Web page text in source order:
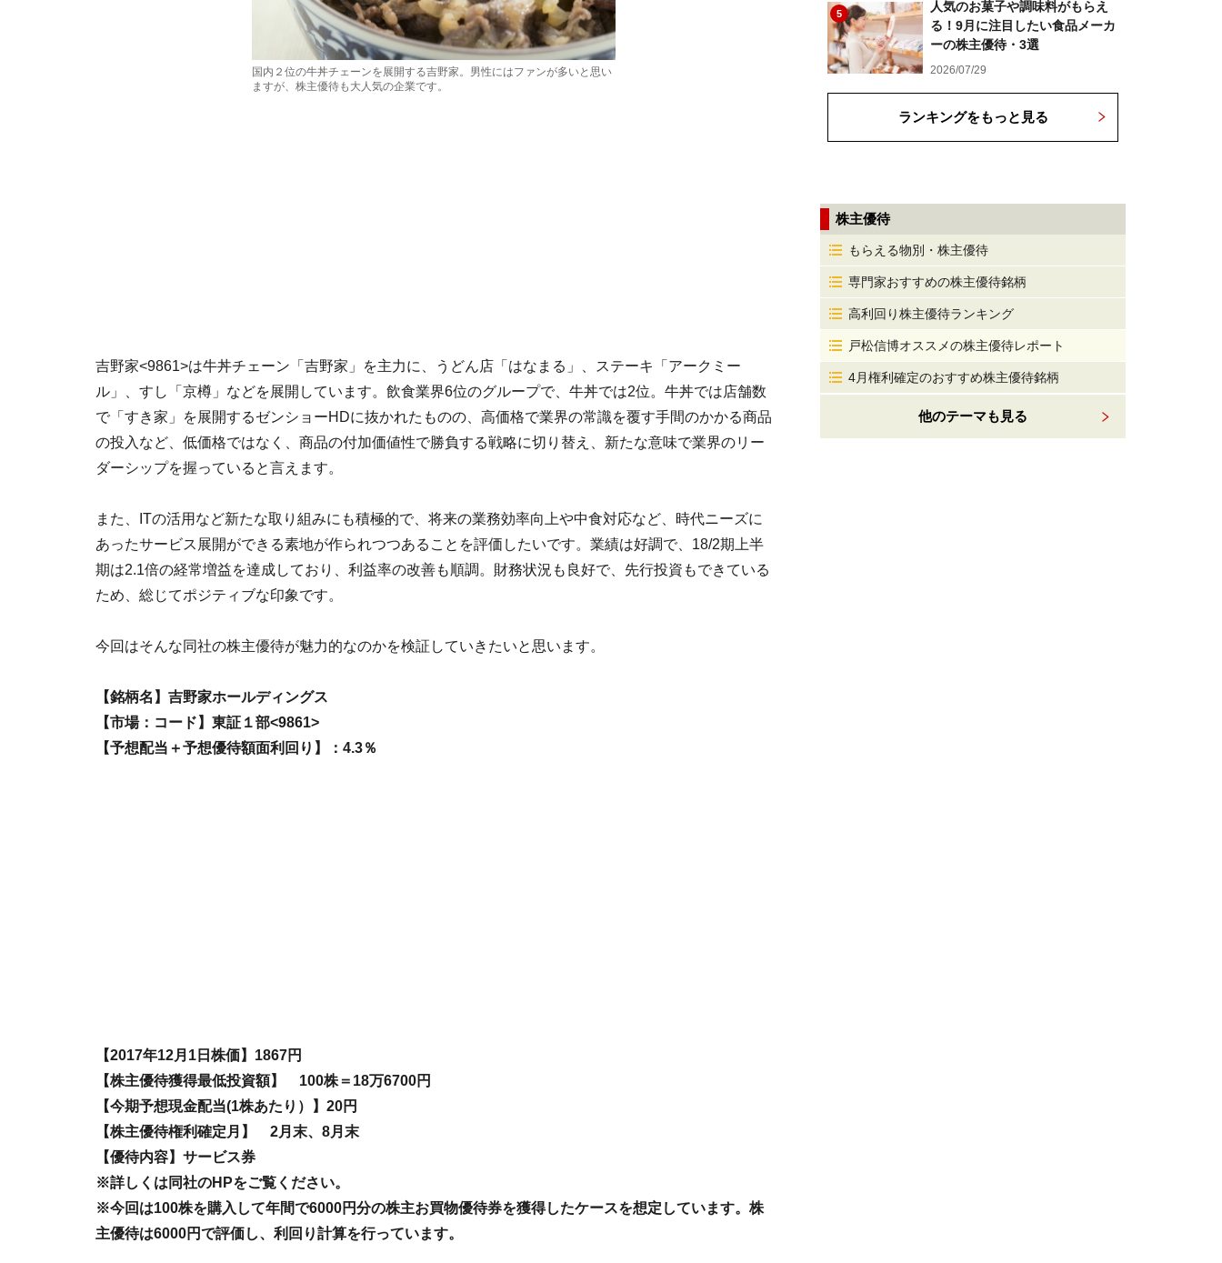
国内２位の牛丼チェーンを展開する吉野家。男性にはファンが多いと思い
ますが、株主優待も大人気の企業です。
吉野家<9861>は牛丼チェーン「吉野家」を主力に、うどん店「はなまる」、ステーキ「アークミー
ル」、すし「京樽」などを展開しています。飲食業界6位のグループで、牛丼では2位。牛丼では店舗数
で「すき家」を展開するゼンショーHDに抜かれたものの、高価格で業界の常識を覆す手間のかかる商品
の投入など、低価格ではなく、商品の付加価値性で勝負する戦略に切り替え、新たな意味で業界のリー
ダーシップを握っていると言えます。
また、ITの活用など新たな取り組みにも積極的で、将来の業務効率向上や中食対応など、時代ニーズに
あったサービス展開ができる素地が作られつつあることを評価したいです。業績は好調で、18/2期上半
期は2.1倍の経常増益を達成しており、利益率の改善も順調。財務状況も良好で、先行投資もできている
ため、総じてポジティブな印象です。
今回はそんな同社の株主優待が魅力的なのかを検証していきたいと思います。
【銘柄名】吉野家ホールディングス
【市場：コード】東証１部<9861>
【予想配当＋予想優待額面利回り】：4.3％
【2017年12月1日株価】1867円
【株主優待獲得最低投資額】 100株＝18万6700円
【今期予想現金配当(1株あたり）】20円
【株主優待権利確定月】 2月末、8月末
【優待内容】サービス券
※詳しくは同社のHPをご覧ください。
※今回は100株を購入して年間で6000円分の株主お買物優待券を獲得したケースを想定しています。株
主優待は6000円で評価し、利回り計算を行っています。
5
人気のお菓子や調味料がもらえ
る！9月に注目したい食品メーカ
ーの株主優待・3選
2026/07/29
ランキングをもっと見る
株主優待
もらえる物別・株主優待
専門家おすすめの株主優待銘柄
高利回り株主優待ランキング
戸松信博オススメの株主優待レポート
4月権利確定のおすすめ株主優待銘柄
他のテーマも見る